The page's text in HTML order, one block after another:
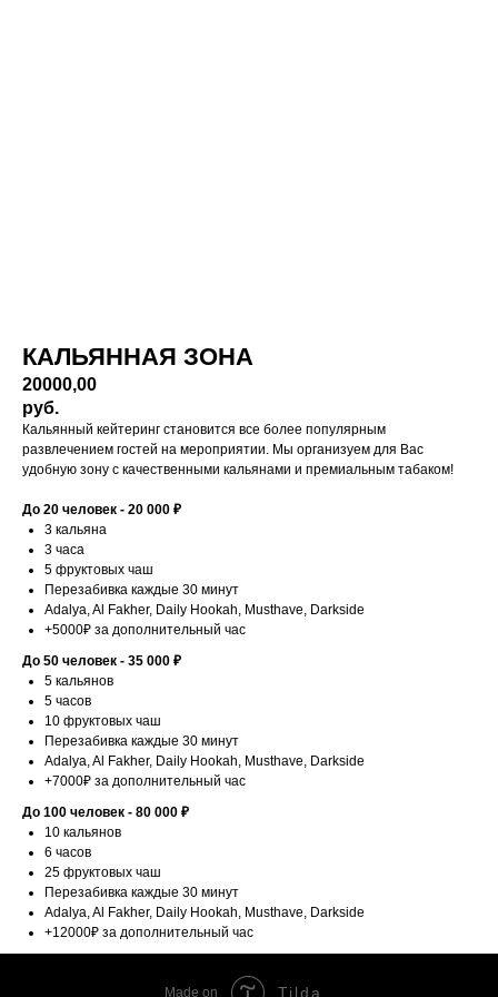
КАЛЬЯННАЯ ЗОНА
20000,00
руб.
Кальянный кейтеринг становится все более популярным
развлечением гостей на мероприятии. Мы организуем для Вас
удобную зону с качественными кальянами и премиальным табаком!
До 20 человек - 20 000 ₽
3 кальяна
3 часа
5 фруктовых чаш
Перезабивка каждые 30 минут
Adalya, Al Fakher, Daily Hookah, Musthave, Darkside
+5000₽ за дополнительный час
До 50 человек - 35 000 ₽
5 кальянов
5 часов
10 фруктовых чаш
Перезабивка каждые 30 минут
Adalya, Al Fakher, Daily Hookah, Musthave, Darkside
+7000₽ за дополнительный час
До 100 человек - 80 000 ₽
10 кальянов
6 часов
25 фруктовых чаш
Перезабивка каждые 30 минут
Adalya, Al Fakher, Daily Hookah, Musthave, Darkside
+12000₽ за дополнительный час
Made on Tilda